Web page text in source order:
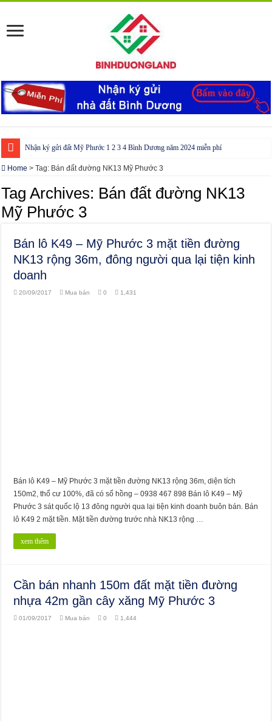
Nhận ký gửi đất Mỹ Phước 1 2 3 4 Bình Dương năm 2024 miễn phí
Cho thuê nhà Ecolakes Bình Dương, mới đẹp, đầy đủ nội thất
Phòng công chứng tại Chơn Thành – Bình Phước
Phòng công chứng tại Đồng Phú – Bình Phước
Home > Tag: Bán đất đường NK13 Mỹ Phước 3
Tag Archives: Bán đất đường NK13
Mỹ Phước 3
Bán lô K49 – Mỹ Phước 3 mặt tiền đường
NK13 rộng 36m, đông người qua lại tiện kinh
doanh
20/09/2017 Mua bán 0 1,431
Bán lô K49 – Mỹ Phước 3 mặt tiền đường NK13 rộng 36m, diện tích
150m2, thổ cư 100%, đã có sổ hồng – 0938 467 898 Bán lô K49 – Mỹ
Phước 3 sát quốc lộ 13 đông người qua lại tiện kinh doanh buôn bán. Bán
lô K49 2 mặt tiền. Mặt tiền đường trước nhà NK13 rộng …
xem thêm
Cần bán nhanh 150m đất mặt tiền đường
nhựa 42m gần cây xăng Mỹ Phước 3
01/09/2017 Mua bán 0 1,444